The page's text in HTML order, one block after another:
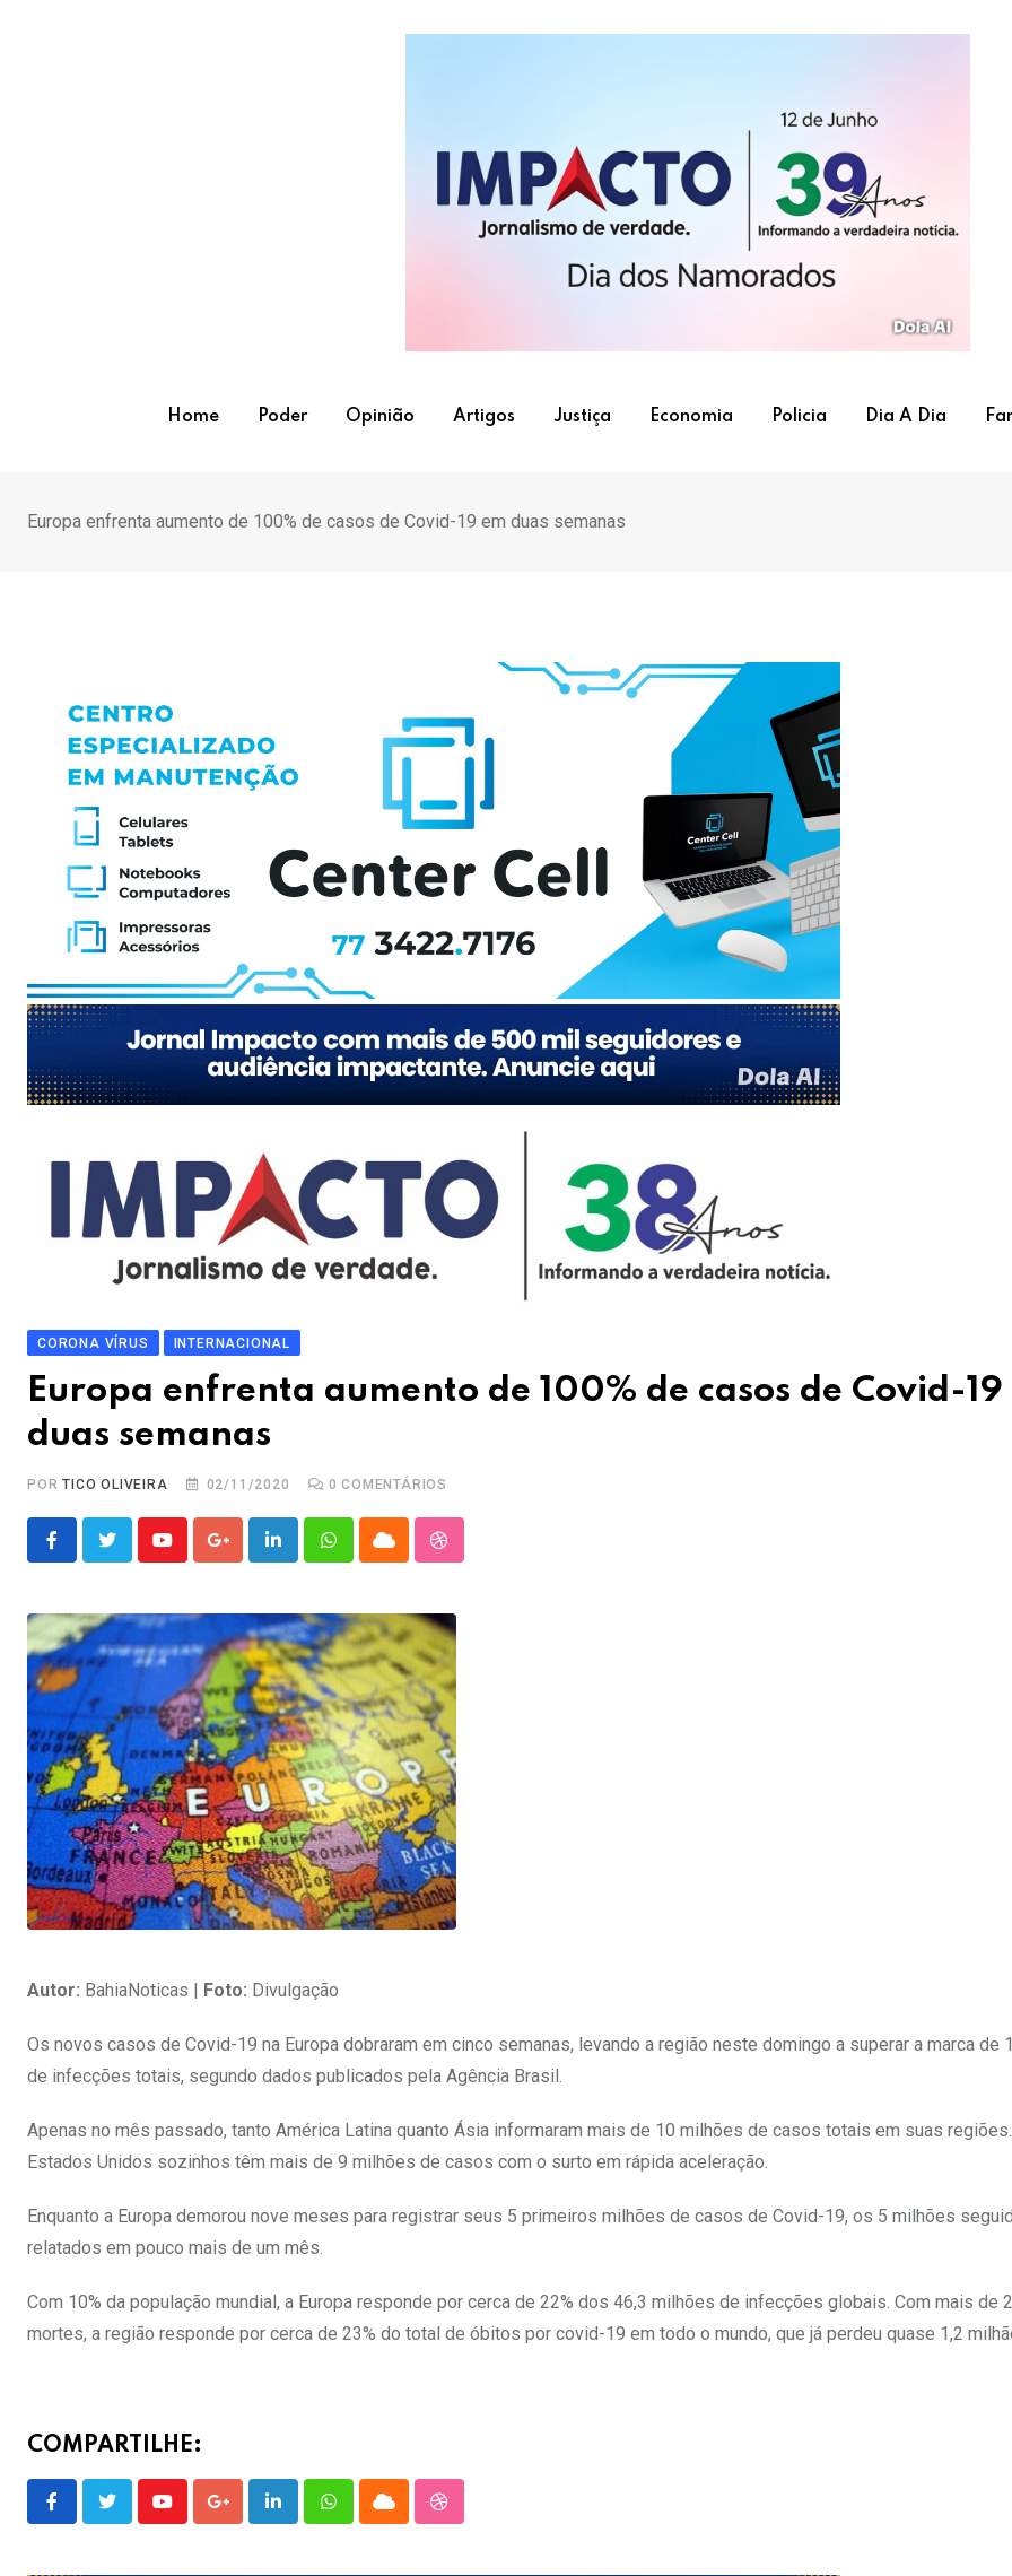
Home Poder Opinião Artigos Justiça Economia Policia Dia A Dia
Europa enfrenta aumento de 100% de casos de Covid-19 em duas semanas
CORONA VÍRUS INTERNACIONAL
Europa enfrenta aumento de 100% de casos de Covid-19
duas semanas
PORTICO OLIVEIRA 02/11/2020 0 COMENTÁRIOS
YoutubeGoogle+LinkedInWhatsappCloud StumbleUpon
Autor: BahiaNoticas | Foto: Divulgação
Os novos casos de Covid-19 na Europa dobraram em cinco semanas, levando a região neste domingo a superar a marca de
de infecções totais, segundo dados publicados pela Agência Brasil.
Apenas no mês passado, tanto América Latina quanto Ásia informaram mais de 10 milhões de casos totais em suas
Estados Unidos sozinhos têm mais de 9 milhões de casos com o surto em rápida aceleração.
Enquanto a Europa demorou nove meses para registrar seus 5 primeiros milhões de casos de Covid-19, os 5 milhões
relatados em pouco mais de um mês.
Com 10% da população mundial, a Europa responde por cerca de 22% dos 46,3 milhões de infecções globais. Com mais de
mortes, a região responde por cerca de 23% do total de óbitos por covid-19 em todo o mundo, que já perdeu quase 1,2
COMPARTILHE:
YoutubeGoogle+LinkedInWhatsappCloud StumbleUpon